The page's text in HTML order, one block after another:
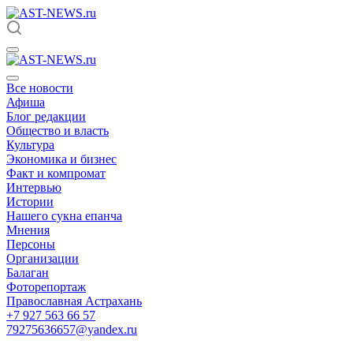
Все новости
Афиша
Блог редакции
Общество и власть
Культура
Экономика и бизнес
Факт и компромат
Интервью
Истории
Нашего сукна епанча
Мнения
Персоны
Организации
Балаган
Фоторепортаж
Православная Астрахань
+7 927 563 66 57
79275636657@yandex.ru